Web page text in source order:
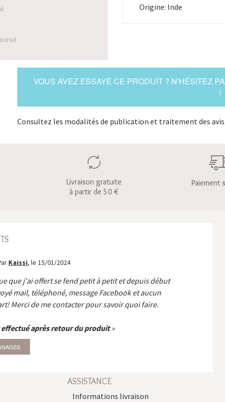
Origine: Inde
VOUS AVEZ ESSAYÉ CE PRODUIT ? N'HÉSITEZ
!
Consultez les modalités de publication et traitement des avis
Livraison gratuite
à partir de 50 €
Paiement
Kaissi, le 15/01/2024
que j'ai offert se fend petit à petit et depuis début
mail, téléphoné, message Facebook et aucun
Merci de me contacter pour savoir quoi faire.
après retour du produit
ASSISTANCE
Informations livraison